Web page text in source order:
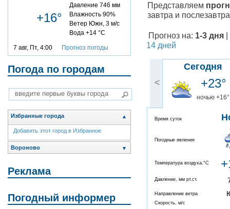
+16°
Давление 746 мм
Влажность 90%
Ветер Южн, 3 м/с
Вода +14 °C
7 авг, Пт, 4:00 Прогноз погоды
Погода по городам
Избранные города ▲
Добавить этот город в Избранное
Вороново ▼
Реклама
Погодный информер
Представляем
завтра и
Прогноз на: 1-3 дня
14 дней
<
Сегодня
+23°
ночью +16°
Время суток
Погодные явления
Температура воздуха,°C
Давление, мм рт.ст.
Направление ветра
Скорость, м/с